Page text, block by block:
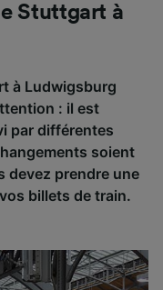
Stuttgart à
à Ludwigsburg
: il est
par différentes
soient
devez prendre une
billets de train.